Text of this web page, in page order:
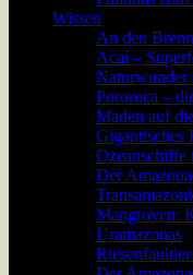
Wissen
An den
Acaí –
Naturwunder
Pororoca –
Maden auf
Gigantisches
Ozeanschiffe
Der
Mangroven:
Uramazonas